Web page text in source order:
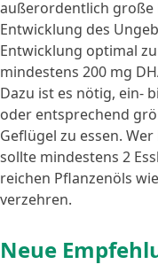
außerordentlich
Entwicklung des
Entwicklung optimal
mindestens 200 mg
Dazu ist es nötig, ein-
oder entsprechend
Geflügel zu essen.
sollte mindestens 2
reichen Pflanzenöls
verzehren.
Neue